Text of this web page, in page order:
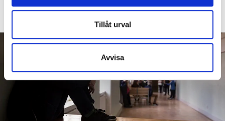
Tillåt urval
Avvisa
emotionell kompetens